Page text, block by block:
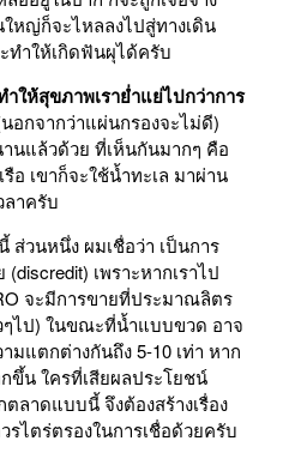
หญ่ก็จะไหลลงไปสู่ทางเดิน
ทำให้เกิดฟันผุได้ครับ
ให้สุขภาพเราย่ำแย่ไปกว่าการ
อกจากว่าแผ่นกรองจะไม่ดี)
นแล้วด้วย ที่เห็นกันมากๆ คือ
อ เขาก็จะใช้น้ำทะเล มาผ่าน
ลาครับ
ส่วนหนึ่ง ผมเชื่อว่า เป็นการ
เพราะหากเราไป
จะมีการขายที่ประมาณลิตร
ไป) ในขณะที่น้ำแบบขวด อาจ
มแตกต่างกันถึง 5-10 เท่า หาก
ขึ้น ใครที่เสียผลประโยชน์
ลาดแบบนี้ จึงต้องสร้างเรื่อง
ไตร่ตรองในการเชื่อด้วยครับ